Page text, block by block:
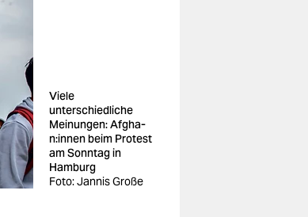
Viele
unterschiedliche
Meinungen: Af­gha­
n:in­nen beim Protest
am Sonntag in
Hamburg
Foto: Jannis Große